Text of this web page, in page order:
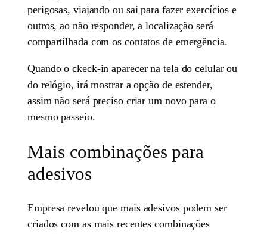
perigosas, viajando ou sai para fazer exercícios e
outros, ao não responder, a localização será
compartilhada com os contatos de emergência.
Quando o ckeck-in aparecer na tela do celular ou
do relógio, irá mostrar a opção de estender,
assim não será preciso criar um novo para o
mesmo passeio.
Mais combinações para
adesivos
Empresa revelou que mais adesivos podem ser
criados com as mais recentes combinações